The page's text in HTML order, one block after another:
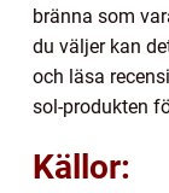
bränna som
du väljer kan
och läsa
sol-produkten
Källor: